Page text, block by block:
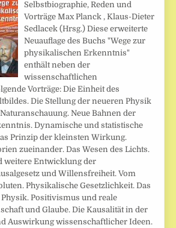
Selbstbiographie, Reden und
Vorträge Max Planck , Klaus-Dieter
Sedlacek (Hrsg.) Diese erweiterte
Neuauflage des Buchs "Wege zur
physikalischen Erkenntnis"
enthält neben der
wissenschaftlichen
Vorträge: Die Einheit des
Die Stellung der neueren Physik
Neue Bahnen der
Dynamische und statistische
Prinzip der kleinsten Wirkung.
zueinander. Das Wesen des Lichts.
weitere Entwicklung der
und Willensfreiheit. Vom
Physikalische Gesetzlichkeit. Das
Positivismus und reale
und Glaube. Die Kausalität in der
Auswirkung wissenschaftlicher Ideen.